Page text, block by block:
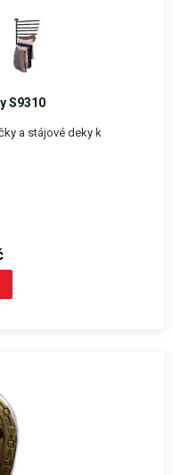
S9310
a stájové deky k